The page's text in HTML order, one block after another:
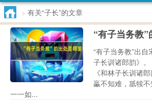
> 有关“子长”的文章
“有子当务教
“有子当务教”出
子长训诸郎韵》
《和林子长训诸
臝不知难，舐犊
一一如...